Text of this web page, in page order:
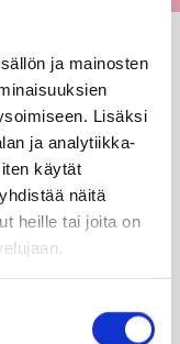
ja mainosten
Lisäksi
ja analytiikka-
käytät
näitä
heille tai joita on